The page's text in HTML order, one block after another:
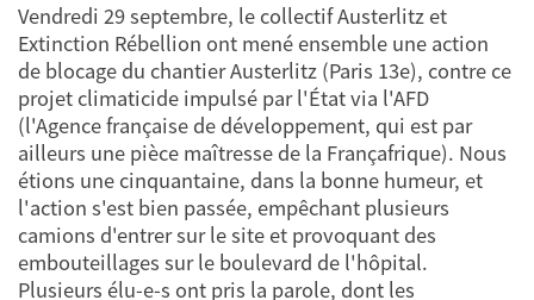
Vendredi 29 septembre, le collectif Austerlitz et
Extinction Rébellion ont mené ensemble une action
de blocage du chantier Austerlitz (Paris 13e), contre ce
projet climaticide impulsé par l'État via l'AFD
(l'Agence française de développement, qui est par
ailleurs une pièce maîtresse de la Françafrique). Nous
étions une cinquantaine, dans la bonne humeur, et
l'action s'est bien passée, empêchant plusieurs
camions d'entrer sur le site et provoquant des
embouteillages sur le boulevard de l'hôpital.
Plusieurs élu-e-s ont pris la parole, dont les